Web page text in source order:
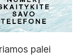
palei